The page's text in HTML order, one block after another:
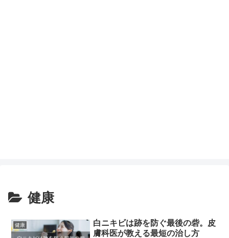
健康
健康
白ニキビは跡を防ぐ最後の砦。皮
膚科医が教える最短の治し方